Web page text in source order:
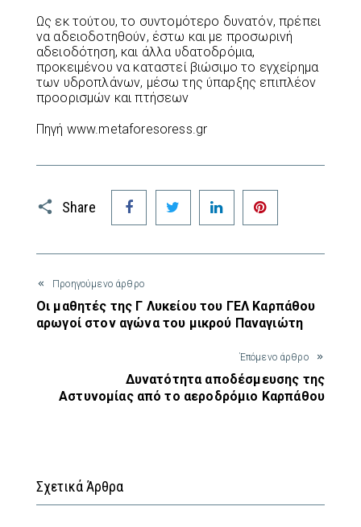
Ως εκ τούτου, το συντομότερο δυνατόν, πρέπει
να αδειοδοτηθούν, έστω και με προσωρινή
αδειοδότηση, και άλλα υδατοδρόμια,
προκειμένου να καταστεί βιώσιμο το εγχείρημα
των υδροπλάνων, μέσω της ύπαρξης επιπλέον
προορισμών και πτήσεων
Πηγή www.metaforesoress.gr
Share
Facebook Twitter LinkedIn
Προηγούμενο άρθρο
Οι μαθητές της Γ Λυκείου του ΓΕΛ Καρπάθου
αρωγοί στον αγώνα του μικρού Παναγιώτη
Έπόμενο άρθρο
Δυνατότητα αποδέσμευσης της
Αστυνομίας από το αεροδρόμιο Καρπάθου
Σχετικά Άρθρα